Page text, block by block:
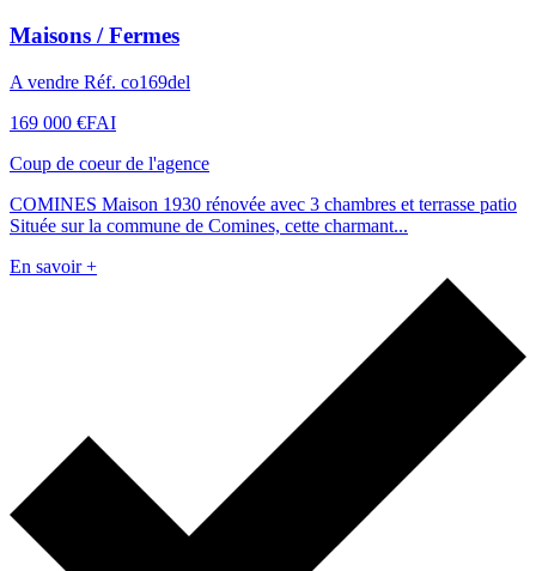
Maisons / Fermes
A vendre Réf. co169del
169 000 €FAI
Coup de coeur de l'agence
COMINES Maison 1930 rénovée avec 3 chambres et terrasse patio
Située sur la commune de Comines, cette charmant...
En savoir +